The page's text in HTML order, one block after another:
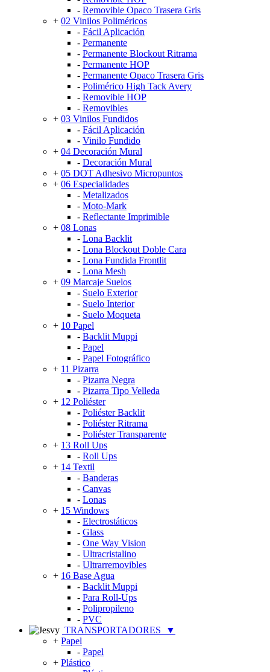
- Removible Opaco Trasera Gris
+ 02 Vinilos Poliméricos
- Fácil Aplicación
- Permanente
- Permanente Blockout Ritrama
- Permanente HOP
- Permanente Opaco Trasera Gris
- Polimérico High Tack Avery
- Removible HOP
- Removibles
+ 03 Vinilos Fundidos
- Fácil Aplicación
- Vinilo Fundido
+ 04 Decoración Mural
- Decoración Mural
+ 05 DOT Adhesivo Micropuntos
+ 06 Especialidades
- Metalizados
- Moto-Mark
- Reflectante Imprimible
+ 08 Lonas
- Lona Backlit
- Lona Blockout Doble Cara
- Lona Fundida Frontlit
- Lona Mesh
+ 09 Marcaje Suelos
- Suelo Exterior
- Suelo Interior
- Suelo Moqueta
+ 10 Papel
- Backlit Muppi
- Papel
- Papel Fotográfico
+ 11 Pizarra
- Pizarra Negra
- Pizarra Tipo Velleda
+ 12 Poliéster
- Poliéster Backlit
- Poliéster Ritrama
- Poliéster Transparente
+ 13 Roll Ups
- Roll Ups
+ 14 Textil
- Banderas
- Canvas
- Lonas
+ 15 Windows
- Electrostáticos
- Glass
- One Way Vision
- Ultracristalino
- Ultrarremovibles
+ 16 Base Agua
- Backlit Muppi
- Para Roll-Ups
- Polipropileno
- PVC
TRANSPORTADORES
▼
+ Papel
- Papel
+ Plástico